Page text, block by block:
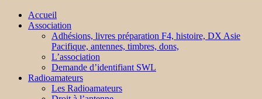
Accueil
Association
Adhésions, livres préparation F4, histoire, DX Asie
Pacifique, antennes, timbres, dons,
L’association
Demande d’identifiant SWL
Radioamateurs
Les Radioamateurs